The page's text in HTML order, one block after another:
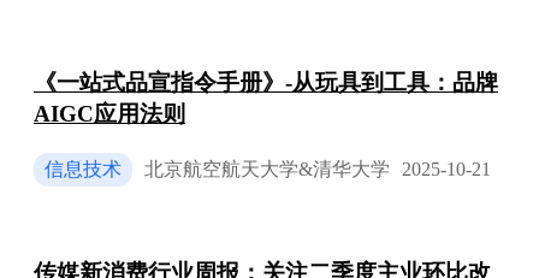
《一站式品宣指令手册》-从玩具到工具：品牌
AIGC应用法则
信息技术 北京航空航天大学&清华大学 2025-10-21
传媒新消费行业周报：关注二季度主业环比改